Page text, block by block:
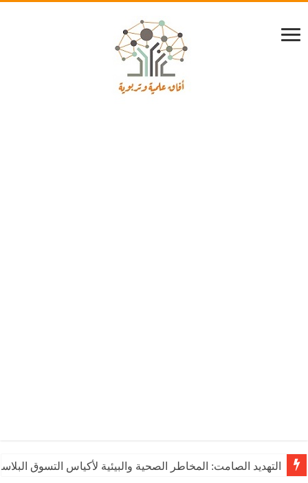
التهديد الصامت: المخاطر الصحية والبيئية لأكياس التسوق